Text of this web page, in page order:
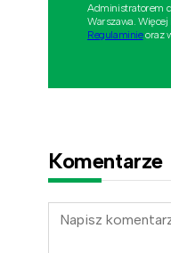
Administratorem
Warszawa.
Regulaminieoraz
Komentarze